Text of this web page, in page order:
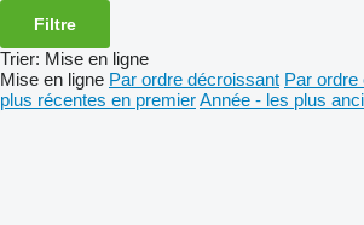
Filtre
Trier: Mise en ligne
Mise en ligne Par ordre décroissant Par
plus récentes en premierAnnée - les plus